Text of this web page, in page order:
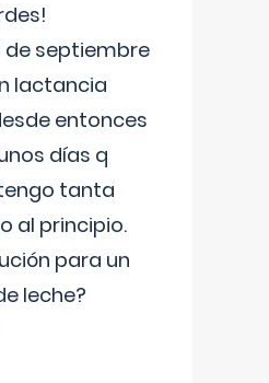
de septiembre
lactancia
entonces
días q
tanta
al principio.
para un
leche?